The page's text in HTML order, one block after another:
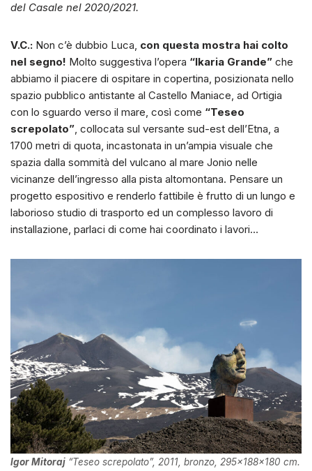
del Casale nel 2020/2021.
V.C.: Non c’è dubbio Luca, con questa mostra hai colto
nel segno! Molto suggestiva l’opera “Ikaria Grande” che
abbiamo il piacere di ospitare in copertina, posizionata nello
spazio pubblico antistante al Castello Maniace, ad Ortigia
con lo sguardo verso il mare, così come “Teseo
screpolato”, collocata sul versante sud-est dell’Etna, a
1700 metri di quota, incastonata in un’ampia visuale che
spazia dalla sommità del vulcano al mare Jonio nelle
vicinanze dell’ingresso alla pista altomontana. Pensare un
progetto espositivo e renderlo fattibile è frutto di un lungo e
laborioso studio di trasporto ed un complesso lavoro di
installazione, parlaci di come hai coordinato i lavori…
Igor Mitoraj “Teseo screpolato”, 2011, bronzo, 295x188x180 cm.